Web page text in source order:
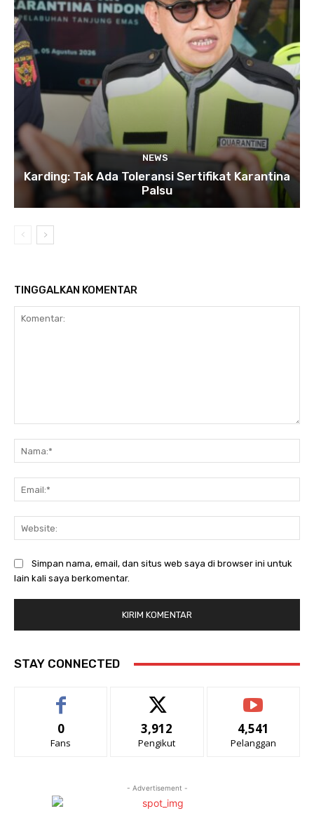
NEWS
Karding: Tak Ada Toleransi Sertifikat Karantina
Palsu
TINGGALKAN KOMENTAR
Simpan nama, email, dan situs web saya di browser ini untuk
lain kali saya berkomentar.
STAY CONNECTED
0
Fans
3,912
Pengikut
4,541
Pelanggan
- Advertisement -